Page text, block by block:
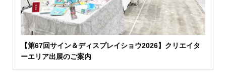
【第67回サイン＆ディスプレイショウ2026】クリエイタ
ーエリア出展のご案内